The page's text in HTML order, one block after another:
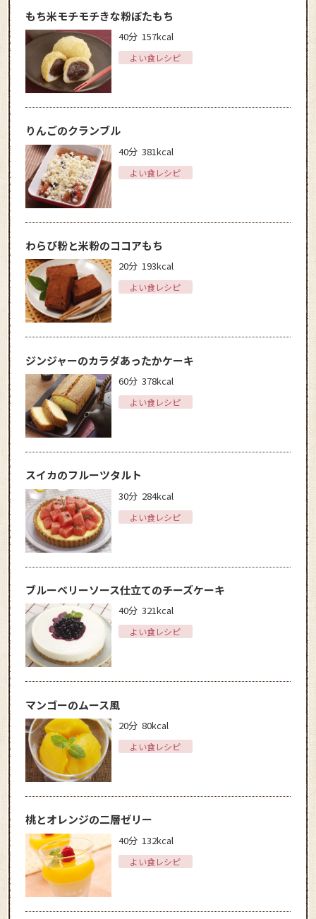
もち米モチモチきな粉ぼたもち
40分 157kcal
よい食レシピ
りんごのクランブル
40分 381kcal
よい食レシピ
わらび粉と米粉のココアもち
20分 193kcal
よい食レシピ
ジンジャーのカラダあったかケーキ
60分 378kcal
よい食レシピ
スイカのフルーツタルト
30分 284kcal
よい食レシピ
ブルーベリーソース仕立てのチーズケーキ
40分 321kcal
よい食レシピ
マンゴーのムース風
20分 80kcal
よい食レシピ
桃とオレンジの二層ゼリー
40分 132kcal
よい食レシピ